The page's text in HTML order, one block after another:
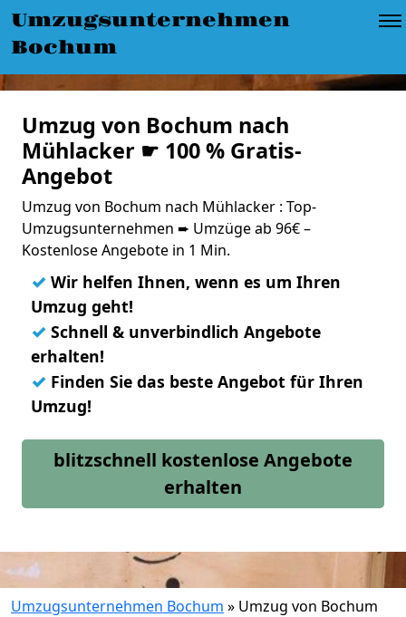
Umzugsunternehmen
Bochum
Umzug von Bochum nach
Mühlacker ☛ 100 % Gratis-
Angebot
Umzug von Bochum nach Mühlacker : Top-
Umzugsunternehmen ➨ Umzüge ab 96€ –
Kostenlose Angebote in 1 Min.
✓ Wir helfen Ihnen, wenn es um Ihren
Umzug geht!
✓ Schnell & unverbindlich Angebote
erhalten!
✓ Finden Sie das beste Angebot für Ihren
Umzug!
blitzschnell kostenlose Angebote
erhalten
Umzugsunternehmen Bochum » Umzug von Bochum